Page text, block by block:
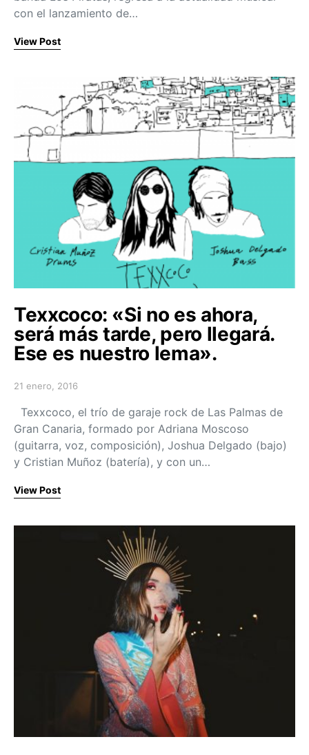
con el lanzamiento de…
View Post
Texxcoco: «Si no es ahora,
será más tarde, pero llegará.
Ese es nuestro lema».
Posted on
21 enero, 2016
Texxcoco, el trío de garaje rock de Las Palmas de
Gran Canaria, formado por Adriana Moscoso
(guitarra, voz, composición), Joshua Delgado (bajo)
y Cristian Muñoz (batería), y con un…
View Post